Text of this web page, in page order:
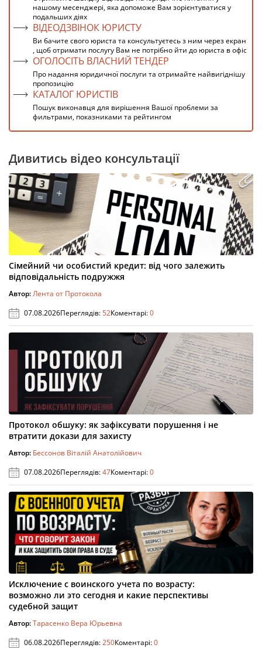
нашому месенджері, яка допоможе Вам зорієнтуватися у
подальших діях
ВІДЕОДЗВІНОК ЮРИСТУ
Ви бачите свого юриста та консультуєтесь з ним через екран
, щоб отримати послугу Вам не потрібно йти до юриста в офіс
ОГОЛОСІТЬ ВЛАСНИЙ ТЕНДЕР
Про надання юридичної послуги та отримайте найвигіднішу
пропозицію
КАТАЛОГ ЮРИСТІВ
Пошук виконавця для вирішення Вашої проблеми за
фильтрами, показниками та рейтингом
Дивитись відео консультації
Сімейний чи особистий кредит: від чого залежить
відповідальність подружжя
Автор:Лента от Протокола
07.08.2026Переглядів:52Коментарі:0
Протокол обшуку: як зафіксувати порушення і не
втратити докази для захисту
Автор: Бессонов Віталій Анатолійович
07.08.2026Переглядів:47Коментарі:0
Исключение с воинского учета по возрасту:
возможно ли это сегодня и какие перспективы
судебной защит
Автор:Тарасенко Вера Юрьевна
06.08.2026Переглядів:250Коментарі:0